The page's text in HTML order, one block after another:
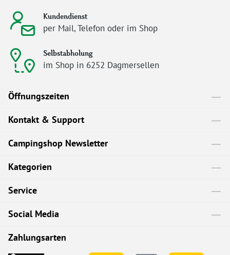
Kundendienst
per Mail, Telefon oder im Shop
Selbstabholung
im Shop in 6252 Dagmersellen
Öffnungszeiten
Kontakt & Support
Campingshop Newsletter
Kategorien
Service
Social Media
Zahlungsarten